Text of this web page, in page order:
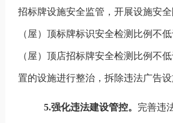
招标牌设施安全监管，开展设施安
（屋）顶标牌标识安全检测比例不
（屋）顶店招标牌安全检测比例不
置的设施进行整治，拆除违法广告
5.强化违法建设管控。 完善违